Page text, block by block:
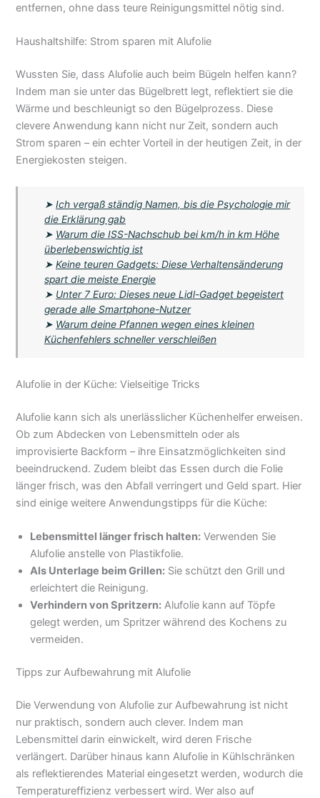
entfernen, ohne dass teure Reinigungsmittel nötig sind.
Haushaltshilfe: Strom sparen mit Alufolie
Wussten Sie, dass Alufolie auch beim Bügeln helfen kann?
Indem man sie unter das Bügelbrett legt, reflektiert sie die
Wärme und beschleunigt so den Bügelprozess. Diese
clevere Anwendung kann nicht nur Zeit, sondern auch
Strom sparen – ein echter Vorteil in der heutigen Zeit, in der
Energiekosten steigen.
➤Ich vergaß ständig Namen, bis die Psychologie mir
die Erklärung gab
➤ Warum die ISS-Nachschub bei km/h in km Höhe
überlebenswichtig ist
➤Keine teuren Gadgets: Diese Verhaltensänderung
spart die meiste Energie
➤ Unter 7 Euro: Dieses neue Lidl-Gadget begeistert
gerade alle Smartphone-Nutzer
➤ Warum deine Pfannen wegen eines kleinen
Küchenfehlers schneller verschleißen
Alufolie in der Küche: Vielseitige Tricks
Alufolie kann sich als unerlässlicher Küchenhelfer erweisen.
Ob zum Abdecken von Lebensmitteln oder als
improvisierte Backform – ihre Einsatzmöglichkeiten sind
beeindruckend. Zudem bleibt das Essen durch die Folie
länger frisch, was den Abfall verringert und Geld spart. Hier
sind einige weitere Anwendungstipps für die Küche:
Lebensmittel länger frisch halten: Verwenden Sie
Alufolie anstelle von Plastikfolie.
Als Unterlage beim Grillen: Sie schützt den Grill und
erleichtert die Reinigung.
Verhindern von Spritzern: Alufolie kann auf Töpfe
gelegt werden, um Spritzer während des Kochens zu
vermeiden.
Tipps zur Aufbewahrung mit Alufolie
Die Verwendung von Alufolie zur Aufbewahrung ist nicht
nur praktisch, sondern auch clever. Indem man
Lebensmittel darin einwickelt, wird deren Frische
verlängert. Darüber hinaus kann Alufolie in Kühlschränken
als reflektierendes Material eingesetzt werden, wodurch die
Temperatureffizienz verbessert wird. Wer also auf